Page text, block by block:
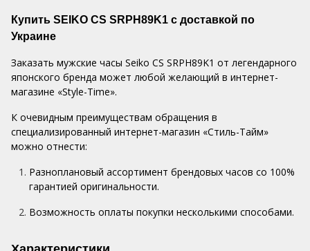
Купить SEIKO CS SRPH89K1 с доставкой по
Украине
Заказать мужские часы Seiko CS SRPH89K1 от легендарного
японского бренда может любой желающий в интернет-
магазине «Style-Time».
К очевидным преимуществам обращения в
специализированный интернет-магазин «Стиль-Тайм»
можно отнести:
Разноплановый ассортимент брендовых часов со 100%
гарантией оригинальности.
Возможность оплаты покупки несколькими способами.